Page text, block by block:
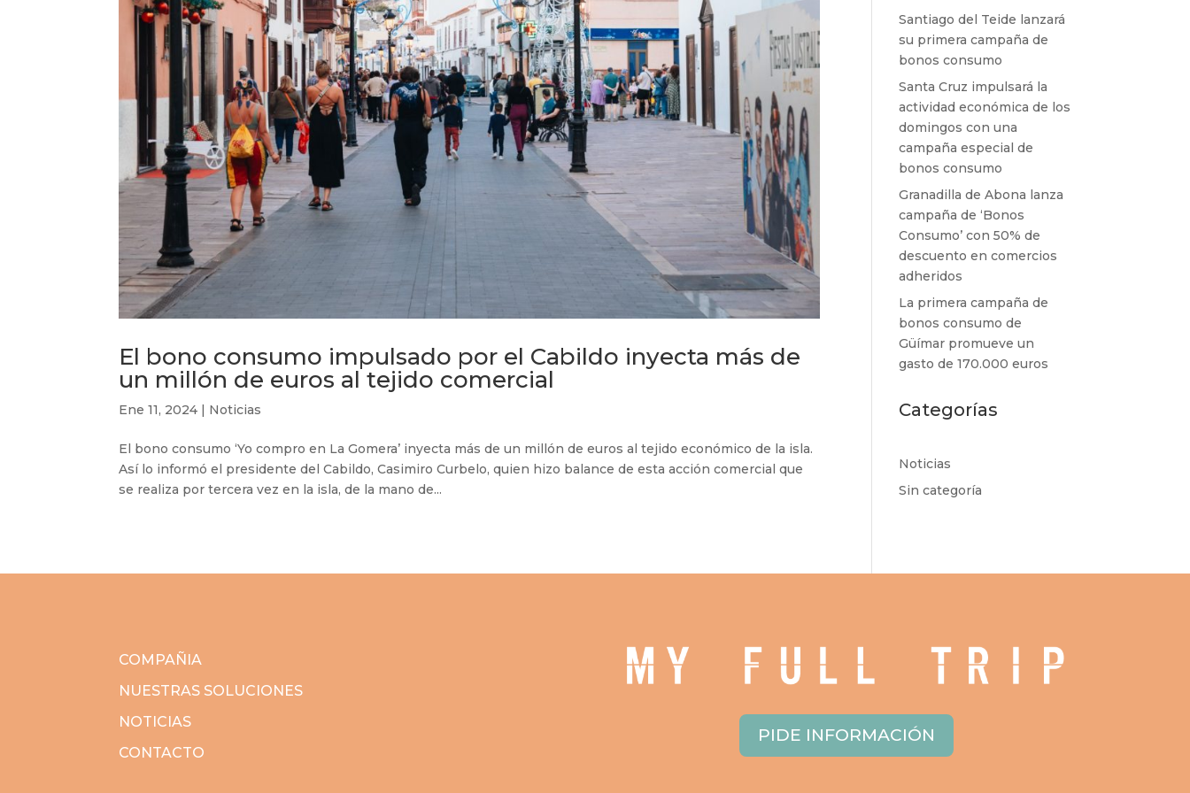
El bono consumo impulsado por el Cabildo inyecta más de
un millón de euros al tejido comercial
Ene 11, 2024 | Noticias
El bono consumo ‘Yo compro en La Gomera’ inyecta más de un millón de euros al tejido económico de la isla.
Así lo informó el presidente del Cabildo, Casimiro Curbelo, quien hizo balance de esta acción comercial que
se realiza por tercera vez en la isla, de la mano de...
Santiago del Teide lanzará
su primera campaña de
bonos consumo
Santa Cruz impulsará la
actividad económica de los
domingos con una
campaña especial de
bonos consumo
Granadilla de Abona lanza
campaña de ‘Bonos
Consumo’ con 50% de
descuento en comercios
adheridos
La primera campaña de
bonos consumo de
Güímar promueve un
gasto de 170.000 euros
Categorías
Noticias
Sin categoría
COMPAÑIA
NUESTRAS SOLUCIONES
NOTICIAS
CONTACTO
PIDE INFORMACIÓN